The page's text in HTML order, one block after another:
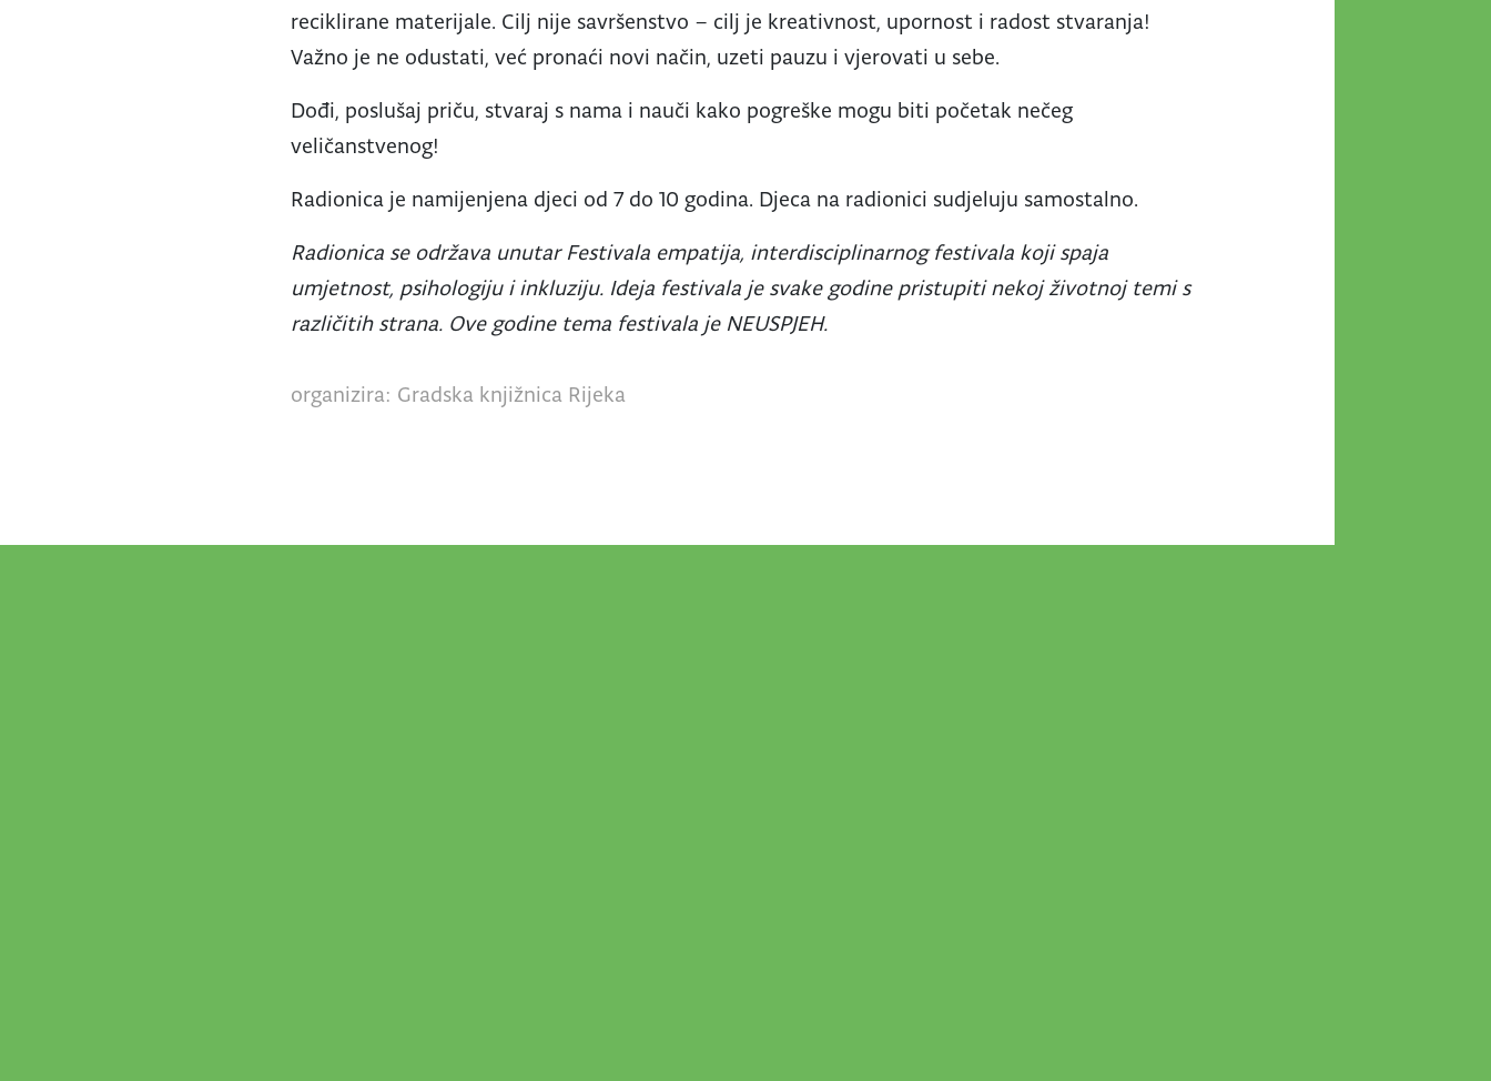
reciklirane materijale. Cilj nije savršenstvo – cilj je kreativnost, upornost i radost stvaranja!
Važno je ne odustati, već pronaći novi način, uzeti pauzu i vjerovati u sebe.
Dođi, poslušaj priču, stvaraj s nama i nauči kako pogreške mogu biti početak nečeg
veličanstvenog!
Radionica je namijenjena djeci od 7 do 10 godina. Djeca na radionici sudjeluju samostalno.
Radionica se održava unutar Festivala empatija, interdisciplinarnog festivala koji spaja
umjetnost, psihologiju i inkluziju. Ideja festivala je svake godine pristupiti nekoj životnoj temi s
različitih strana. Ove godine tema festivala je NEUSPJEH.
organizira: Gradska knjižnica Rijeka